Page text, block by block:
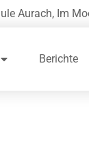
Aurach, Im
Berichte